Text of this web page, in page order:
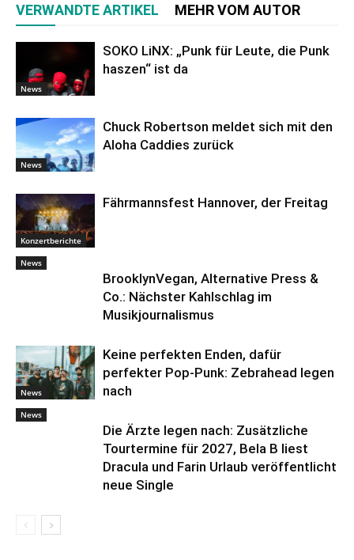
VERWANDTE ARTIKEL MEHR VOM AUTOR
News
SOKO LiNX: „Punk für Leute, die Punk
haszen“ ist da
News
Chuck Robertson meldet sich mit den
Aloha Caddies zurück
Konzertberichte
Fährmannsfest Hannover, der Freitag
News
BrooklynVegan, Alternative Press &
Co.: Nächster Kahlschlag im
Musikjournalismus
News
Keine perfekten Enden, dafür
perfekter Pop-Punk: Zebrahead legen
nach
News
Die Ärzte legen nach: Zusätzliche
Tourtermine für 2027, Bela B liest
Dracula und Farin Urlaub veröffentlicht
neue Single